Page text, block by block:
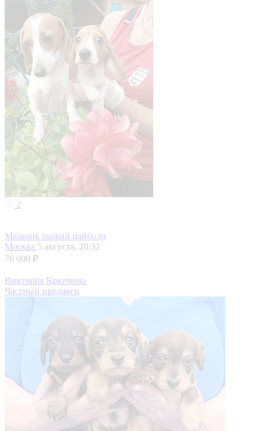
2
Мальчик рыжий пайболд
Москва 5 августа, 20:32
70 000 ₽
Виктория Крючкова
Частный продавец